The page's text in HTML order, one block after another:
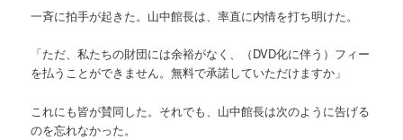
一斉に拍手が起きた。山中館長は、率直に内情を打ち明けた。
「ただ、私たちの財団には余裕がなく、（DVD化に伴う）フィー
を払うことができません。無料で承諾していただけますか」
これにも皆が賛同した。それでも、山中館長は次のように告げる
のを忘れなかった。